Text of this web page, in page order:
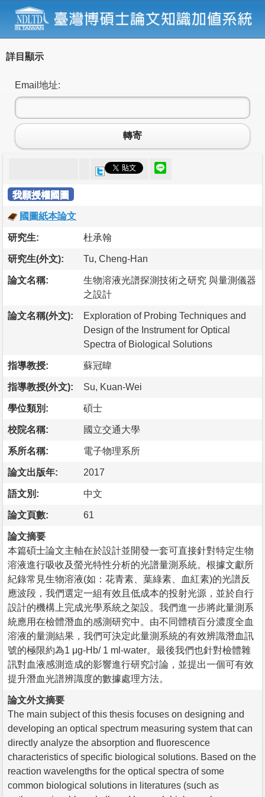
詳目顯示
Email地址:
轉寄
我願授權國圖
國圖紙本論文
研究生: 杜承翰
研究生(外文): Tu, Cheng-Han
論文名稱:
生物溶液光譜探測技術之研究 與量測儀器
之設計
論文名稱(外文):
Exploration of Probing Techniques and
Design of the Instrument for Optical
Spectra of Biological Solutions
指導教授: 蘇冠暐
指導教授(外文): Su, Kuan-Wei
學位類別: 碩士
校院名稱: 國立交通大學
系所名稱: 電子物理系所
論文出版年: 2017
語文別: 中文
論文頁數: 61
論文摘要
本篇碩士論文主軸在於設計並開發一套可直接針對特定生物
溶液進行吸收及螢光特性分析的光譜量測系統。根據文獻所
紀錄常見生物溶液(如：花青素、葉綠素、血紅素)的光譜反
應波段，我們選定一組有效且低成本的投射光源，並於自行
設計的機構上完成光學系統之架設。我們進一步將此量測系
統應用在檢體潛血的感測研究中。由不同體積百分濃度全血
溶液的量測結果，我們可決定此量測系統的有效辨識潛血訊
號的極限約為1 μg-Hb/ 1 ml-water。最後我們也針對檢體雜
訊對血液感測造成的影響進行研究討論，並提出一個可有效
提升潛血光譜辨識度的數據處理方法。
論文外文摘要
The main subject of this thesis focuses on designing and
developing an optical spectrum measuring system that can
directly analyze the absorption and fluorescence
characteristics of specific biological solutions. Based on the
reaction wavelengths for the optical spectra of some
common biological solutions in literatures (such as